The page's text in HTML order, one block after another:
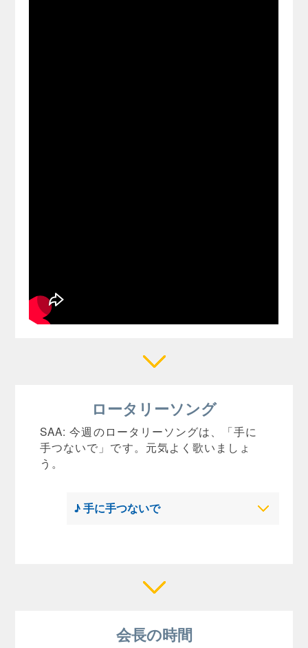
ロータリーソング
SAA: 今週のロータリーソングは、「手に
手つないで」です。元気よく歌いましょ
う。
♪ 手に手つないで
会長の時間